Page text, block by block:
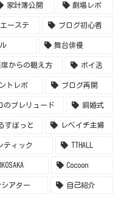
家計簿公開 劇場レポ
エーステ ブログ初心者
舞台俳優
席からの観え方 ポイ活
トレポ ブログ再開
のプレリュード 銅婚式
すぽっと レベイチ主婦
ティック TTHALL
Cocoon
アター 自己紹介